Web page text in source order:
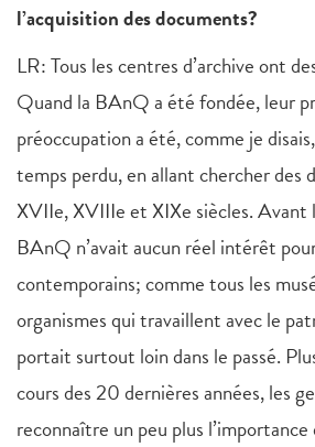
l’acquisition des documents?
LR: Tous les centres d’archive ont
Quand la BAnQ a été fondée, leur
préoccupation a été, comme je
temps perdu, en allant chercher des
XVIIe, XVIIIe et XIXe siècles.Avant
BAnQ n’avait aucun réel intérêt
contemporains; comme tous les
organismes qui travaillent avec le
portait surtout loin dans le passé.
cours des 20 dernières années, les
reconnaître un peu plus l’importance